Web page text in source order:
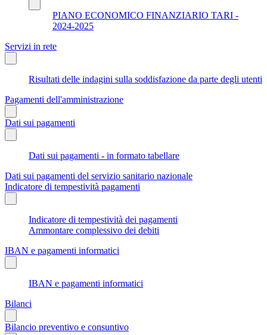
PIANO ECONOMICO FINANZIARIO TARI -
2024-2025
Servizi in rete
Risultati delle indagini sulla soddisfazione da parte degli utenti
Pagamenti dell'amministrazione
Dati sui pagamenti
Dati sui pagamenti - in formato tabellare
Dati sui pagamenti del servizio sanitario nazionale
Indicatore di tempestività pagamenti
Indicatore di tempestività dei pagamenti
Ammontare complessivo dei debiti
IBAN e pagamenti informatici
IBAN e pagamenti informatici
Bilanci
Bilancio preventivo e consuntivo